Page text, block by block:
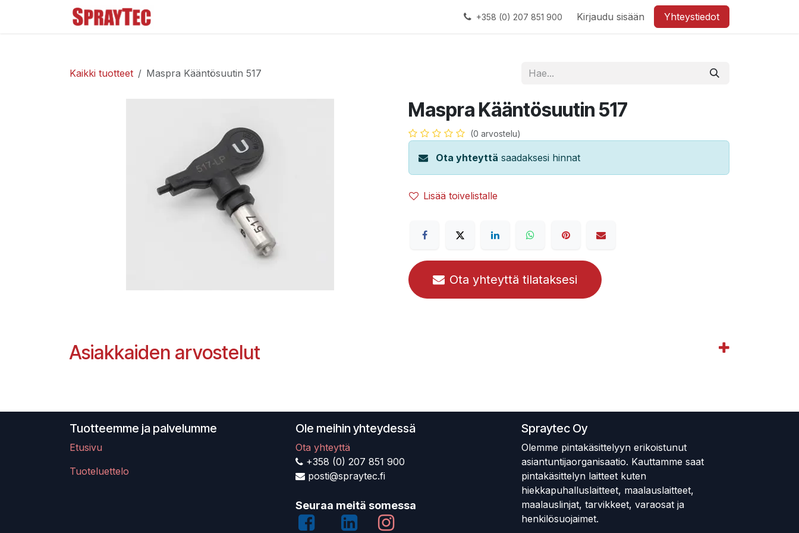
+358 (0) 207 851 900 Kirjaudu sisään Yhteystiedot
Kaikki tuotteet Maspra Kääntösuutin 517
Maspra Kääntösuutin 517
(0 arvostelu)
Ota yhteyttä saadaksesi hinnat
Lisää toivelistalle
Ota yhteyttä tilataksesi
Asiakkaiden arvostelut
Tuotteemme ja palvelumme
Etusivu
Tuoteluettelo
Ole meihin yhteydessä
Ota yhteyttä
+358 (0) 207 851 900
posti@spraytec.fi
Seuraa meitä somessa
Spraytec Oy
Olemme pintakäsittelyyn erikoistunut
asiantuntijaorganisaatio. Kauttamme saat
pintakäsittelyn laitteet kuten
hiekkapuhalluslaitteet, maalauslaitteet,
maalauslinjat, tarvikkeet, varaosat ja
henkilösuojaimet.